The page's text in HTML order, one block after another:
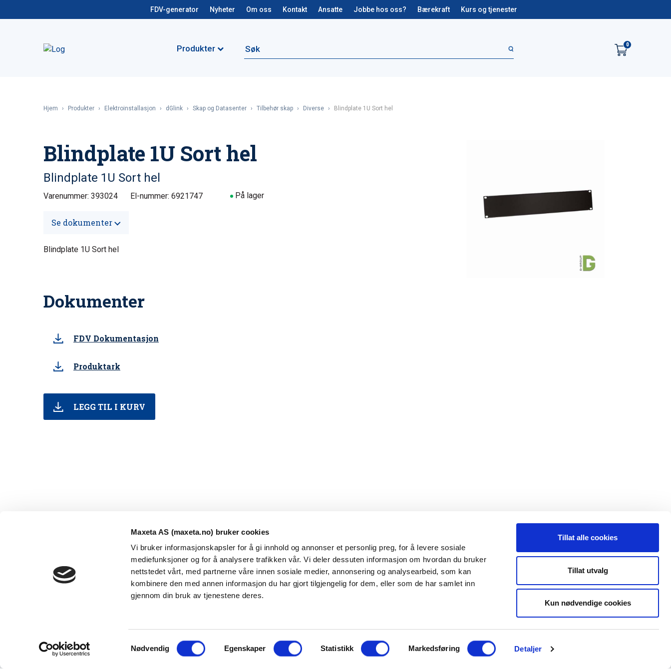
Maxeta AS (maxeta.no) bruker cookies
Vi bruker informasjonskapsler for å gi innhold og annonser et personlig preg, for å levere sosiale
mediefunksjoner og for å analysere trafikken vår. Vi deler dessuten informasjon om hvordan du bruker
nettstedet vårt, med partnerne våre innen sosiale medier, annonsering og analysearbeid, som kan
kombinere den med annen informasjon du har gjort tilgjengelig for dem, eller som de har samlet inn
gjennom din bruk av tjenestene deres.
Nødvendig Egenskaper Statistikk Markedsføring Detaljer
Tillat alle cookies
Tillat utvalg
Kun nødvendige cookies
FDV-generator Nyheter Om oss Kontakt Ansatte Jobbe hos oss? Bærekraft Kurs og tjenester
Produkter 0
Hjem › Produkter › Elektroinstallasjon › dGlink › Skap og Datasenter › Tilbehør skap › Diverse › Blindplate 1U Sort hel
Blindplate 1U Sort hel
Blindplate 1U Sort hel
Varenummer: 393024 El-nummer: 6921747 På lager
Se dokumenter
Blindplate 1U Sort hel
Dokumenter
FDV Dokumentasjon
Produktark
LEGG TIL I KURV
Maxeta AS har forsynt Norge med elektro-tekniske
© 2026 Maxeta AS. Alle rettigheter reservert.
Hovedkontor
Maxeta AS
Man - fre 0800 - 1600
Kontakt oss
Telefon:+47 35 91 40 00
Leveranseområder
Elektroinstallasjon
Elforsyning